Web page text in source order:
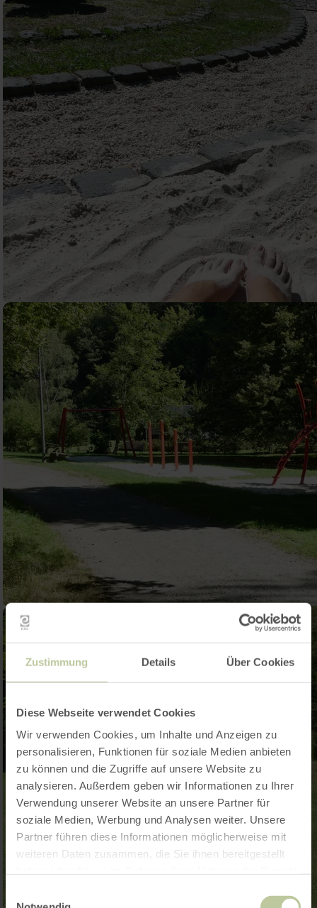
Zustimmung Details Über Cookies
Diese Webseite verwendet Cookies
Wir verwenden Cookies, um Inhalte und Anzeigen zu
personalisieren, Funktionen für soziale Medien anbieten
zu können und die Zugriffe auf unsere Website zu
analysieren. Außerdem geben wir Informationen zu Ihrer
Verwendung unserer Website an unsere Partner für
soziale Medien, Werbung und Analysen weiter. Unsere
Partner führen diese Informationen möglicherweise mit
weiteren Daten zusammen, die Sie ihnen bereitgestellt